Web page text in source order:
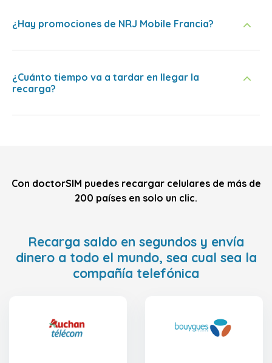
¿Hay promociones de NRJ Mobile Francia?
¿Cuánto tiempo va a tardar en llegar la
recarga?
Con doctorSIM puedes recargar celulares de más de
200 países en solo un clic.
Recarga saldo en segundos y envía
dinero a todo el mundo, sea cual sea la
compañía telefónica